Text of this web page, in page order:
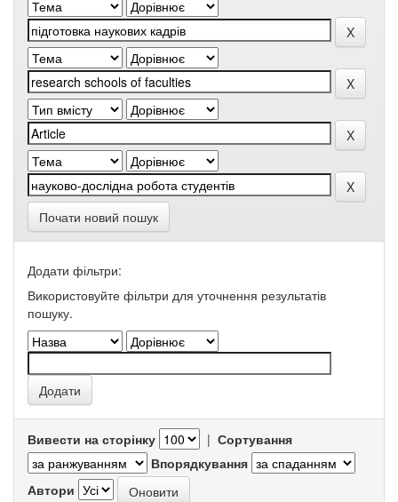
Почати новий пошук
Додати фільтри:
Використовуйте фільтри для уточнення результатів
пошуку.
Вивести на сторінку | Сортування
Впорядкування
Автори